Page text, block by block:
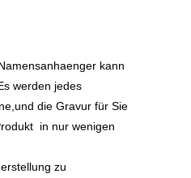
kann
werden jedes
die Gravur für Sie
in nur wenigen
zu